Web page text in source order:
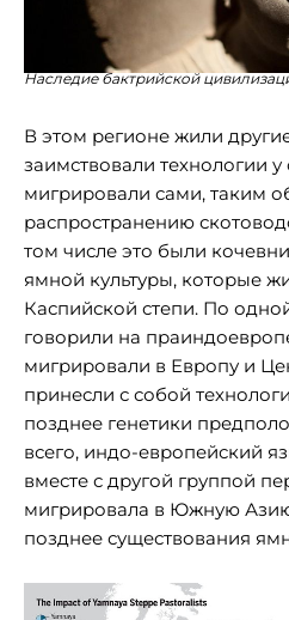
Наследие бактрийской
В этом регионе жили
заимствовали технологии у
мигрировали сами, таким
распространению
том числе это были
ямной культуры, которые
Каспийской степи. По
говорили на
мигрировали в Европу и
принесли с собой
позднее генетики
всего, индо-европейский
вместе с другой группой
мигрировала в Южную
позднее существования